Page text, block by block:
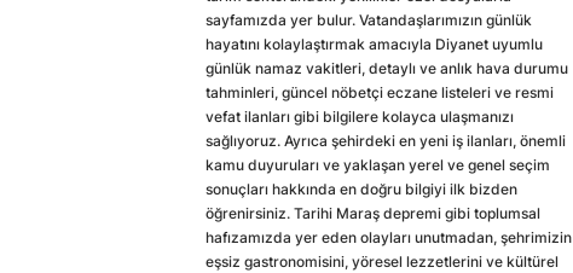
sayfamızda yer bulur. Vatandaşlarımızın günlük
hayatını kolaylaştırmak amacıyla Diyanet uyumlu
günlük namaz vakitleri, detaylı ve anlık hava durumu
tahminleri, güncel nöbetçi eczane listeleri ve resmi
vefat ilanları gibi bilgilere kolayca ulaşmanızı
sağlıyoruz. Ayrıca şehirdeki en yeni iş ilanları, önemli
kamu duyuruları ve yaklaşan yerel ve genel seçim
sonuçları hakkında en doğru bilgiyi ilk bizden
öğrenirsiniz. Tarihi Maraş depremi gibi toplumsal
hafızamızda yer eden olayları unutmadan, şehrimizin
eşsiz gastronomisini, yöresel lezzetlerini ve kültürel